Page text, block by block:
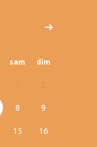
sam dim
8 9
15 16